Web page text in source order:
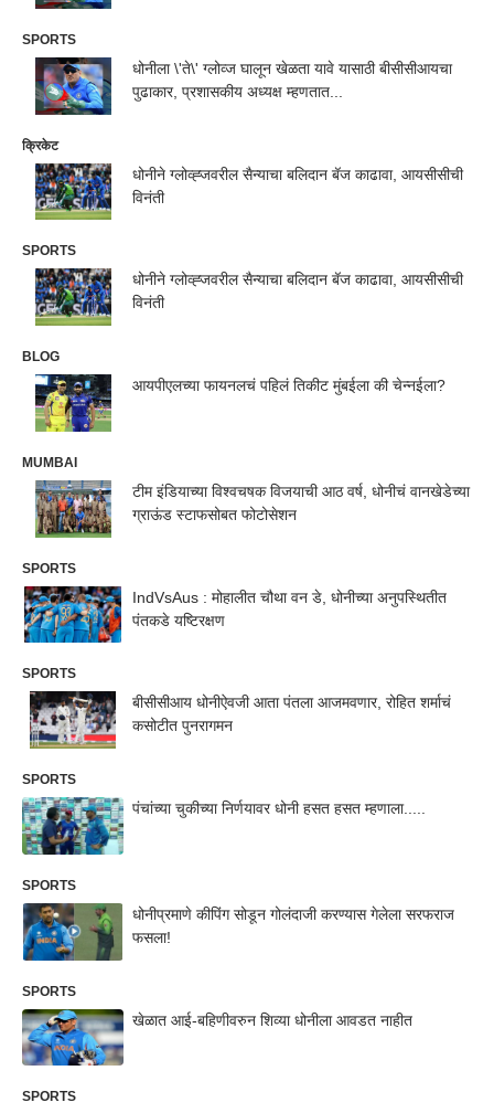
SPORTS
धोनीला \'ते\' ग्लोव्ज घालून खेळता यावे यासाठी बीसीसीआयचा
पुढाकार, प्रशासकीय अध्यक्ष म्हणतात...
क्रिकेट
धोनीने ग्लोव्ह्जवरील सैन्याचा बलिदान बॅज काढावा, आयसीसीची
विनंती
SPORTS
धोनीने ग्लोव्ह्जवरील सैन्याचा बलिदान बॅज काढावा, आयसीसीची
विनंती
BLOG
आयपीएलच्या फायनलचं पहिलं तिकीट मुंबईला की चेन्नईला?
MUMBAI
टीम इंडियाच्या विश्वचषक विजयाची आठ वर्ष, धोनीचं वानखेडेच्या
ग्राऊंड स्टाफसोबत फोटोसेशन
SPORTS
IndVsAus : मोहालीत चौथा वन डे, धोनीच्या अनुपस्थितीत
पंतकडे यष्टिरक्षण
SPORTS
बीसीसीआय धोनीऐवजी आता पंतला आजमवणार, रोहित शर्माचं
कसोटीत पुनरागमन
SPORTS
पंचांच्या चुकीच्या निर्णयावर धोनी हसत हसत म्हणाला.....
SPORTS
धोनीप्रमाणे कीपिंग सोडून गोलंदाजी करण्यास गेलेला सरफराज
फसला!
SPORTS
खेळात आई-बहिणीवरुन शिव्या धोनीला आवडत नाहीत
SPORTS